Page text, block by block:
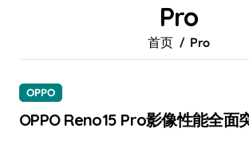
Pro
首页 Pro
OPPO
OPPO Reno15 Pro影像性能全面